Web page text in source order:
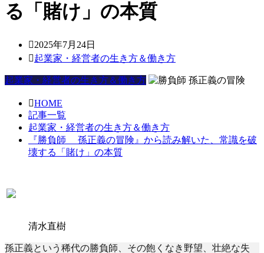
る「賭け」の本質
2025年7月24日
起業家・経営者の生き方＆働き方
起業家・経営者の生き方＆働き方
HOME
記事一覧
起業家・経営者の生き方＆働き方
『勝負師 孫正義の冒険』から読み解いた、常識を破
壊する「賭け」の本質
清水直樹
孫正義という稀代の勝負師、その飽くなき野望、壮絶な失